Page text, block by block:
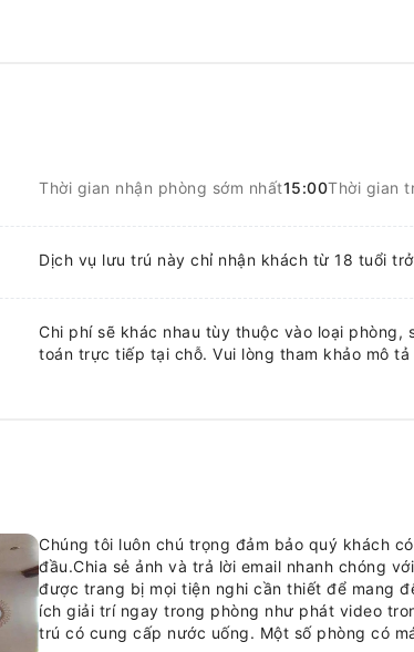
Thời gian nhận phòng sớm nhất15:00Thời gian
Dịch vụ lưu trú này chỉ nhận khách từ 18 tuổi
Chi phí sẽ khác nhau tùy thuộc vào loại
toán trực tiếp tại chỗ. Vui lòng tham khảo mô
Chúng tôi luôn chú trọng đảm bảo quý khách
đầu.Chia sẻ ảnh và trả lời email nhanh chóng
được trang bị mọi tiện nghi cần thiết để mang
ích giải trí ngay trong phòng như phát video
trú có cung cấp nước uống. Một số phòng có